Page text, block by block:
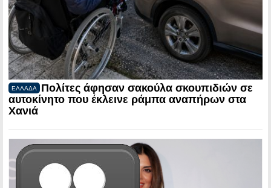
ΕΛΛΑΔΑ
Πολίτες άφησαν σακούλα σκουπιδιών σε
αυτοκίνητο που έκλεινε ράμπα αναπήρων στα
Χανιά